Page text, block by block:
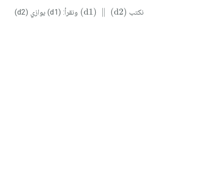
نكتب (d1) (d2)
(d1) ∥( d2) ونقرأ: (d1) يوازي (d2)